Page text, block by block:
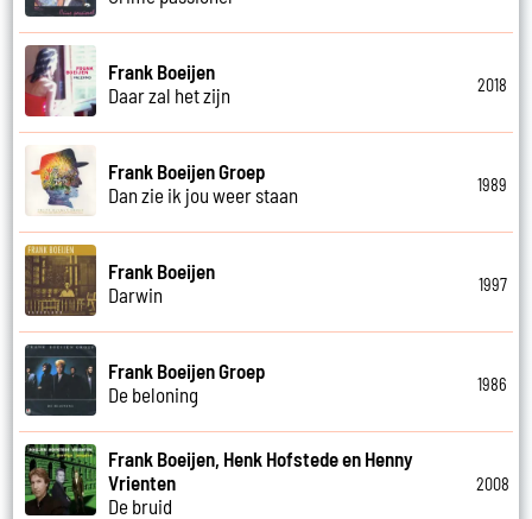
Frank Boeijen
Daar zal het zijn
2018
Frank Boeijen Groep
Dan zie ik jou weer staan
1989
Frank Boeijen
Darwin
1997
Frank Boeijen Groep
De beloning
1986
Frank Boeijen, Henk Hofstede en Henny
Vrienten
De bruid
2008